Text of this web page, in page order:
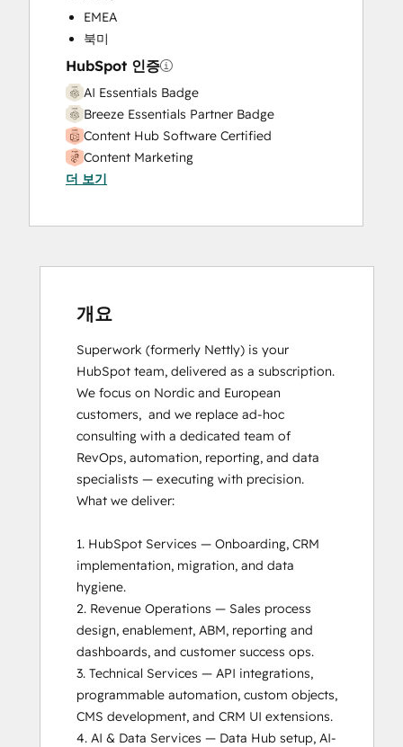
Website Development
Website Migration
EMEA
북미
HubSpot 인증
AI Essentials Badge
Breeze Essentials Partner Badge
Content Hub Software Certified
Content Marketing
CRM Data Migration Certification
Digital Marketing
HubSpot Implementation for Partners
Certification
HubSpot Sales Hub Software
Certification
HubSpot Solutions Partner
Inbound Marketing
Objectives-Based Onboarding
Platform Consulting
SEO II
Service Hub Software
더 보기
개요
Superwork (formerly Nettly) is your
HubSpot team, delivered as a subscription.
We focus on Nordic and European
customers,  and we replace ad-hoc
consulting with a dedicated team of
RevOps, automation, reporting, and data
specialists — executing with precision.
What we deliver:
1. HubSpot Services — Onboarding, CRM
implementation, migration, and data
hygiene.
2. Revenue Operations — Sales process
design, enablement, ABM, reporting and
dashboards, and customer success ops.
3. Technical Services — API integrations,
programmable automation, custom objects,
CMS development, and CRM UI extensions.
4. AI & Data Services — Data Hub setup, AI-